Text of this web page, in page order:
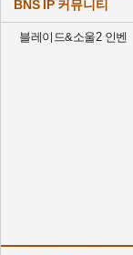
BNS IP 커뮤니티
블레이드&소울2 인벤